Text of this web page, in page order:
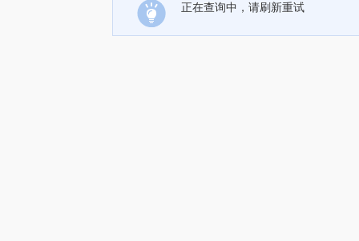
正在查询中，请刷新重试